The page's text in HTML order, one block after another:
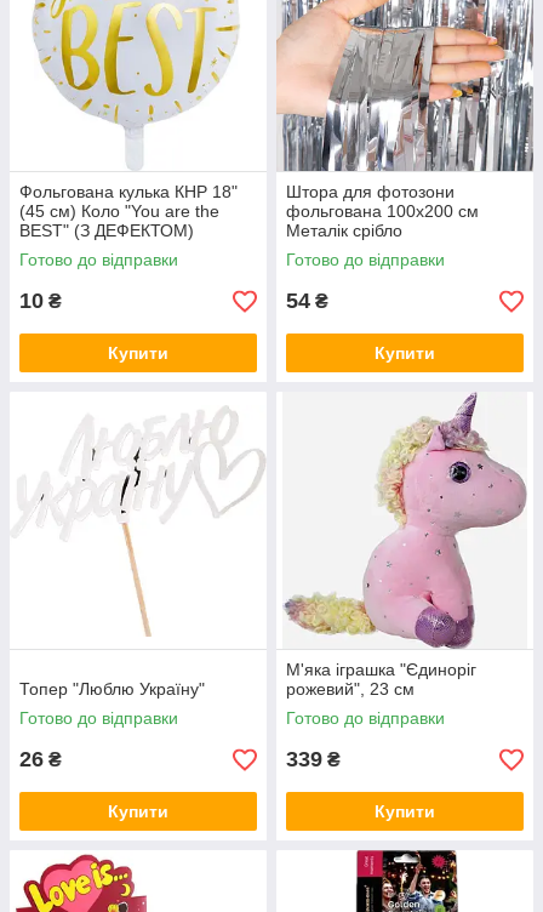
Фольгована кулька КНР 18"
(45 см) Коло "You are the
BEST" (З ДЕФЕКТОМ)
Готово до відправки
10 ₴
Купити
Штора для фотозони
фольгована 100х200 см
Металік срібло
Готово до відправки
54 ₴
Купити
Топер "Люблю Україну"
Готово до відправки
26 ₴
Купити
М'яка іграшка "Єдиноріг
рожевий", 23 см
Готово до відправки
339 ₴
Купити